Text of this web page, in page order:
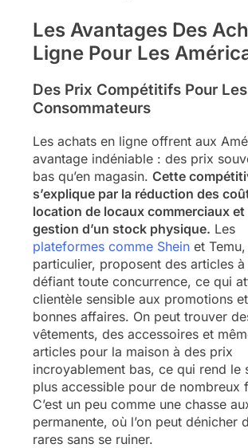
Les Avantages Des
Ligne Pour Les
Des Prix Compétitifs Pour Les
Consommateurs
Les achats en ligne offrent aux
avantage indéniable : des prix
bas qu’en magasin. Cette
s’explique par la réduction des
location de locaux commerciaux et
gestion d’un stock physique. Les
plateformes comme Sheinet Temu,
particulier, proposent des articles
défiant toute concurrence, ce qui
clientèle sensible aux promotions
bonnes affaires. On peut trouver
vêtements, des accessoires et
articles pour la maison à des prix
incroyablement bas, ce qui rend le
plus accessible pour de nombreux
C’est un peu comme une chasse
permanente, où l’on peut dénicher
rares sans se ruiner.